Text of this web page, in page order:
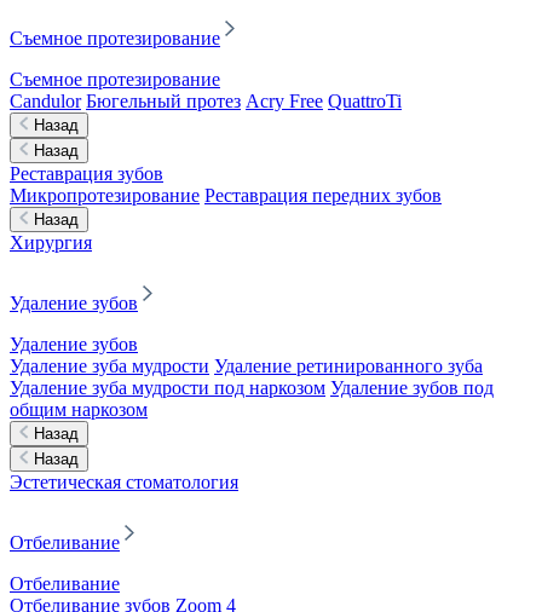
Съемное протезирование
Съемное протезирование
Candulor Бюгельный протез Acry Free QuattroTi
Назад
Назад
Реставрация зубов
Микропротезирование Реставрация передних зубов
Назад
Хирургия
Удаление зубов
Удаление зубов
Удаление зуба мудрости Удаление ретинированного зуба
Удаление зуба мудрости под наркозом Удаление зубов под
общим наркозом
Назад
Назад
Эстетическая стоматология
Отбеливание
Отбеливание
Отбеливание зубов Zoom 4